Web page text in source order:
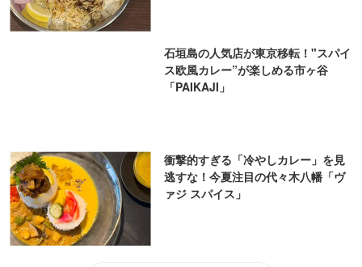
石垣島の人気店が東京移転！"スパイ
ス欧風カレー”が楽しめる市ヶ谷
「PAIKAJI」
衝撃的すぎる「冷やしカレー」を見
逃すな！今夏注目の代々木八幡「ヴ
ァジ スパイス」